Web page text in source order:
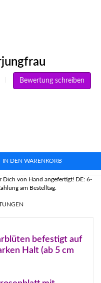
Bewertung schreiben
IN DEN WARENKORB
Dich von Hand angefertigt! DE: 6-
am Bestelltag.
befestigt auf
Halt (ab 5 cm